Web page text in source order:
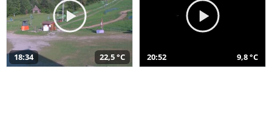
18:34 22,5 °C 20:52 9,8 °C